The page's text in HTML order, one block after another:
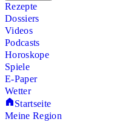
Rezepte
Dossiers
Videos
Podcasts
Horoskope
Spiele
E-Paper
Wetter
Startseite
Meine Region